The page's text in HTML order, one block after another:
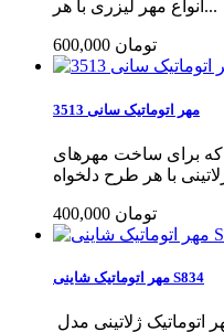
انواع مهر لیزری با هر...
600,000 تومان
مهر اتوماتیک سانی 3513
مهر اتوماتیک سانی مدل 3513 که برای ساخت مهرهای
400,000 تومان
مهر اتوماتیک شاینی S834